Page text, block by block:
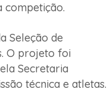
competição.
Seleção de
O projeto foi
Secretaria
técnica e atletas.